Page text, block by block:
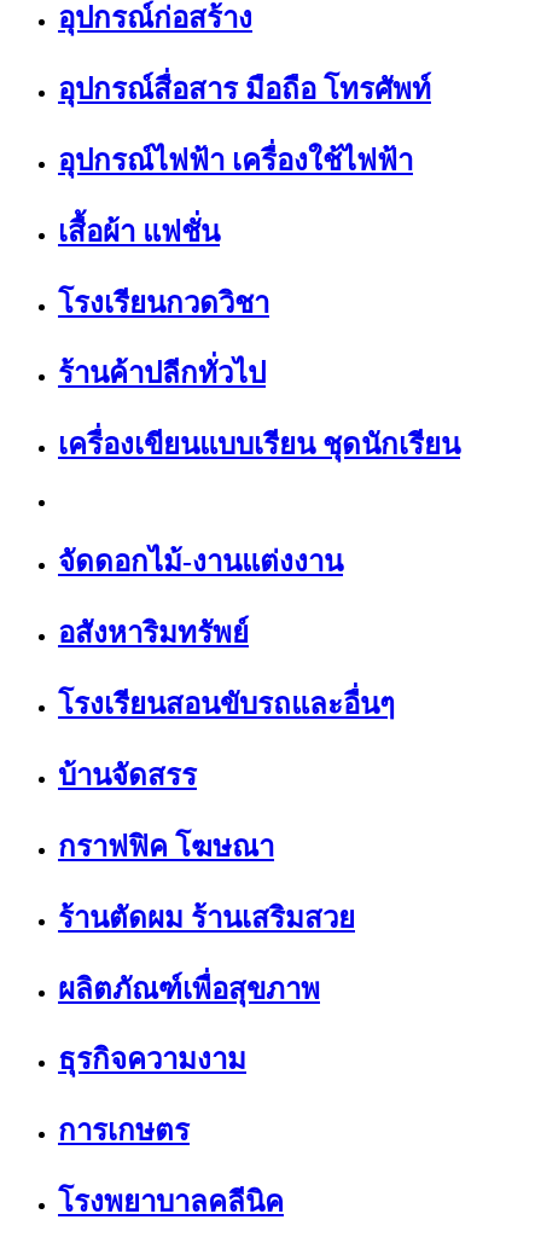
อุปกรณ์ก่อสร้าง
อุปกรณ์สื่อสาร มือถือ โทรศัพท์
อุปกรณ์ไฟฟ้า เครื่องใช้ไฟฟ้า
เสื้อผ้า แฟชั่น
โรงเรียนกวดวิชา
ร้านค้าปลีกทั่วไป
เครื่องเขียนแบบเรียน ชุดนักเรียน
จัดดอกไม้-งานแต่งงาน
อสังหาริมทรัพย์
โรงเรียนสอนขับรถและอื่นๆ
บ้านจัดสรร
กราฟฟิค โฆษณา
ร้านตัดผม ร้านเสริมสวย
ผลิตภัณฑ์เพื่อสุขภาพ
ธุรกิจความงาม
การเกษตร
โรงพยาบาลคลีนิค